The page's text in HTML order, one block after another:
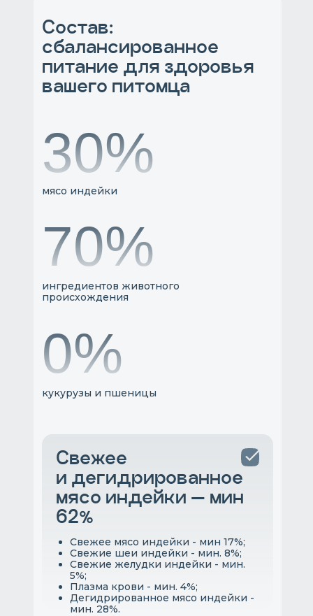
Состав:
сбалансированное
питание для здоровья
вашего питомца
мясо индейки
30%
ингредиентов животного
происхождения
70%
кукурузы и пшеницы
0%
Свежее
и дегидрированное
мясо индейки — мин
62%
Свежее мясо индейки - мин 17%;
Свежие шеи индейки - мин. 8%;
Свежие желудки индейки - мин.
5%;
Плазма крови - мин. 4%;
Дегидрированное мясо индейки -
мин. 28%.